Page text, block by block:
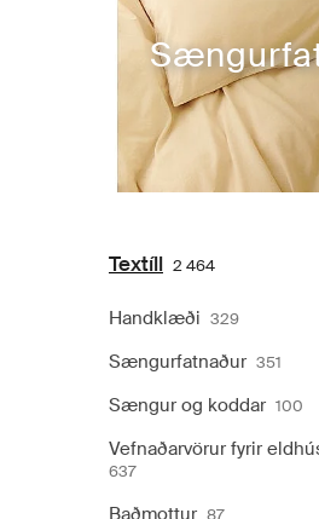
Textíll 2 464
Handklæði 329
Sængurfatnaður 351
Sængur og koddar 100
Vefnaðarvörur fyrir
637
Baðmottur 87